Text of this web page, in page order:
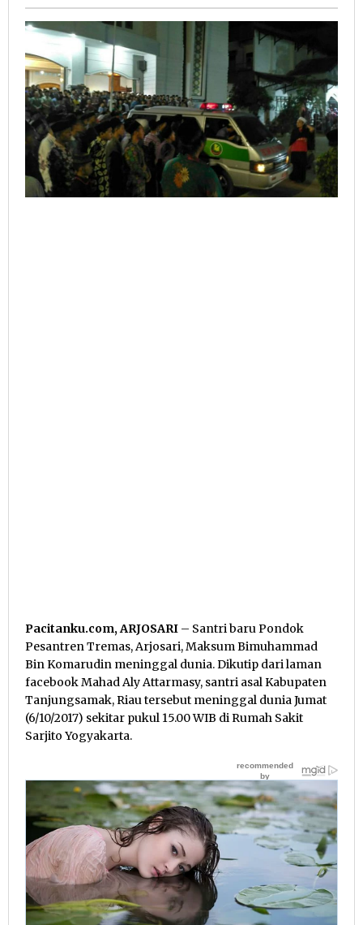
Pacitanku.com, ARJOSARI – Santri baru Pondok
Pesantren Tremas, Arjosari, Maksum Bimuhammad
Bin Komarudin meninggal dunia. Dikutip dari laman
facebook Mahad Aly Attarmasy, santri asal Kabupaten
Tanjungsamak, Riau tersebut meninggal dunia Jumat
(6/10/2017) sekitar pukul 15.00 WIB di Rumah Sakit
Sarjito Yogyakarta.